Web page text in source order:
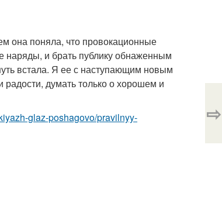
она поняла, что провокационные
наряды, и брать публику обнаженным
встала. Я ее с наступающим новым
радости, думать только о хорошем и
glaz-poshagovo/pravilnyy-
⇨